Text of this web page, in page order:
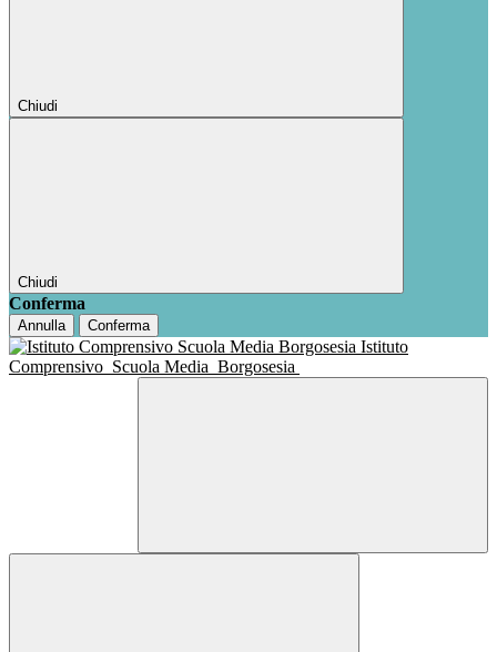
Chiudi
Chiudi
Conferma
Annulla Conferma
Istituto
Comprensivo Scuola Media Borgosesia